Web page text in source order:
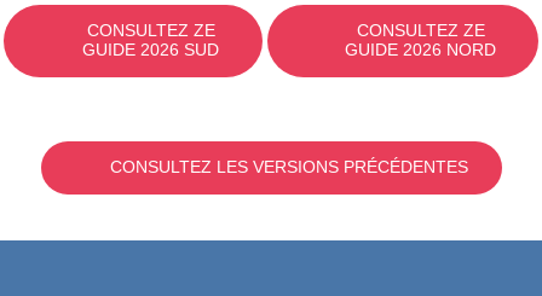
CONSULTEZ ZE
GUIDE 2026 SUD
CONSULTEZ ZE
GUIDE 2026 NORD
CONSULTEZ LES VERSIONS PRÉCÉDENTES